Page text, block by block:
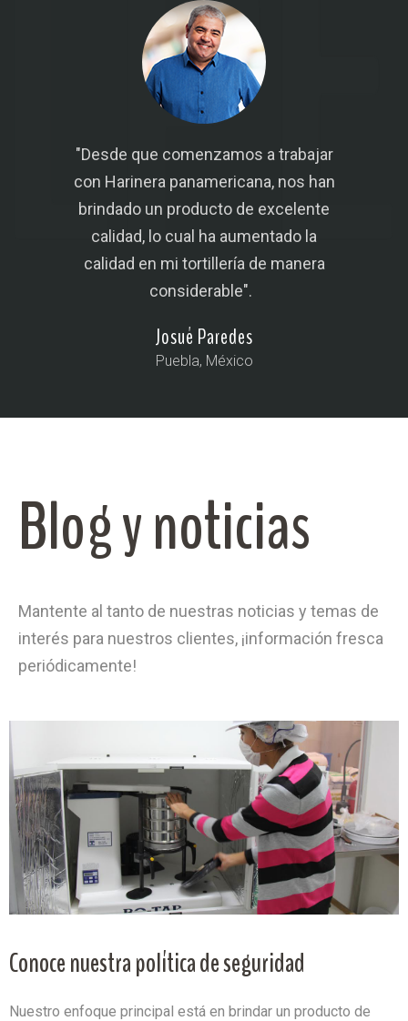
"Desde que comenzamos a trabajar
con Harinera panamericana, nos han
brindado un producto de excelente
calidad, lo cual ha aumentado la
calidad en mi tortillería de manera
considerable".
Josué Paredes
Puebla, México
Blog y noticias
Mantente al tanto de nuestras noticias y temas de
interés para nuestros clientes, ¡información fresca
periódicamente!
Conoce nuestra política de seguridad
Nuestro enfoque principal está en brindar un producto de